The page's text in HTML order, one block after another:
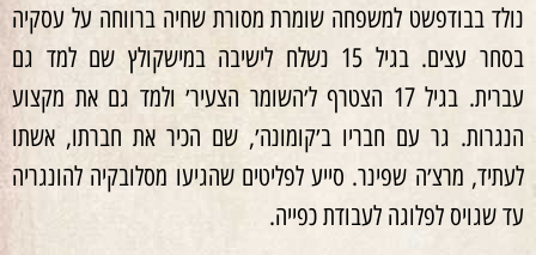
נולד בבודפשט למשפחה שומרת מסורת שחיה ברווחה על עסקיה
בסחר עצים. בגיל 15 נשלח לישיבה במישקולץ שם למד גם
עברית. בגיל 17 הצטרף ל׳השומר הצעיר׳ ולמד גם את מקצוע
הנגרות. גר עם חבריו ב׳קומונה׳, שם הכיר את חברתו, אשתו
לעתיד, מרצ׳ה שפינר. סייע לפליטים שהגיעו מסלובקיה להונגריה
עד שגויס לפלוגה לעבודת כפייה.